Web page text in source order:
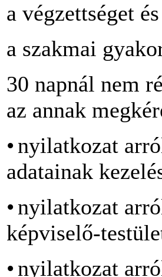
a végzettséget
a szakmai
30 napnál nem
az annak
•nyilatkozat
adatainak
•nyilatkozat
képviselő-
•nyilatkozat